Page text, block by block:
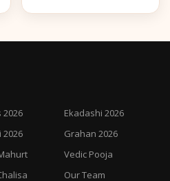
2026
Ekadashi 2026
2026
Grahan 2026
Vedic Pooja
Our Team